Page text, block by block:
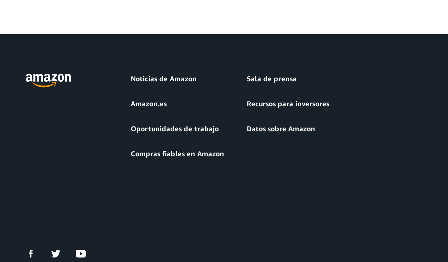
Noticias de Amazon Sala de prensa
Amazon.es Recursos para inversores
Oportunidades de trabajo Datos sobre Amazon
Compras fiables en Amazon